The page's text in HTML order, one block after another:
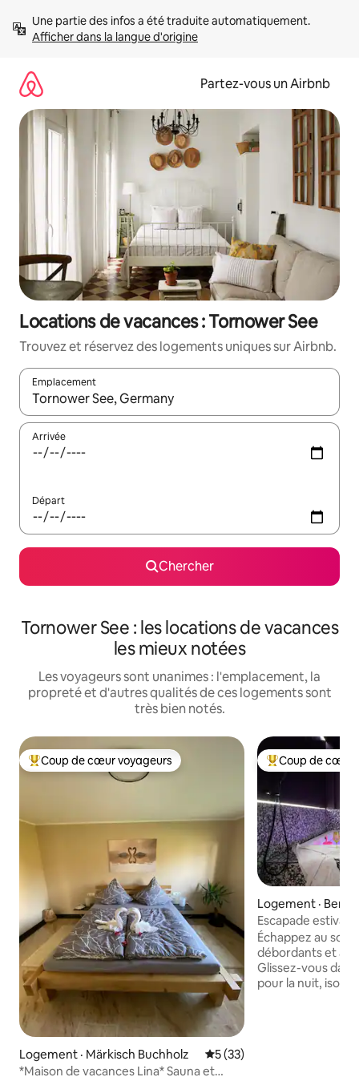
directement
Afficher dans la langue d'origine
Partez-vous un Airbnb
Locations de vacances : Tornower See
Trouvez et réservez des logements uniques sur Airbnb.
Emplacement
Quand les résultats sont affichés, parcourez-les en utilisant
Arrivée
Départ
Chercher
Tornower See : les locations de vacances
les mieux notées
Les voyageurs sont unanimes : l'emplacement, la
propreté et d'autres qualités de ces logements sont
très bien notés.
Coup de cœur voyageurs parmi les plus aimés
Coup de cœur voyageurs
Logement · Märkisch Buchholz Note moyenne de 5 sur 5,
5 (33)
*Maison de vacances Lina* Sauna et
Coup de cœur
Coup de cœur
Logement · Berlin
Escapade
spa privée à
Échappez au
débordants et
Glissez-vous
pour la nuit, isolé